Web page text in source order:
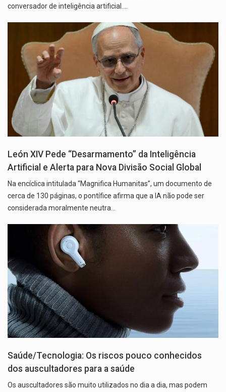
conversador de inteligência artificial.…
León XIV Pede “Desarmamento” da Inteligência
Artificial e Alerta para Nova Divisão Social Global
Na encíclica intitulada “Magnifica Humanitas”, um documento de
cerca de 130 páginas, o pontífice afirma que a IA não pode ser
considerada moralmente neutra…
Saúde/Tecnologia: Os riscos pouco conhecidos
dos auscultadores para a saúde
Os auscultadores são muito utilizados no dia a dia, mas podem